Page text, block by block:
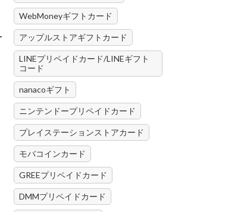
WebMoneyギフトカード
アップルストアギフトカード
LINEプリペイドカード/LINEギフト
コード
nanacoギフト
ニンテンドープリペイドカード
プレイステーションストアカード
モバコインカード
GREEプリペイドカード
DMMプリペイドカード